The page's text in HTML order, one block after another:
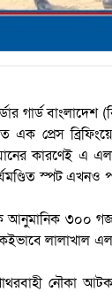
গার্ড বাংলাদেশ
প্রেস
কারণেই এ
স্পট এখনও
আনুমানিক ৩০০
লালাখাল
নৌকা